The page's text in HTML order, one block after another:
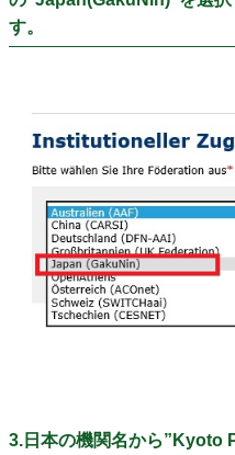
す。
3.日本の機関名から